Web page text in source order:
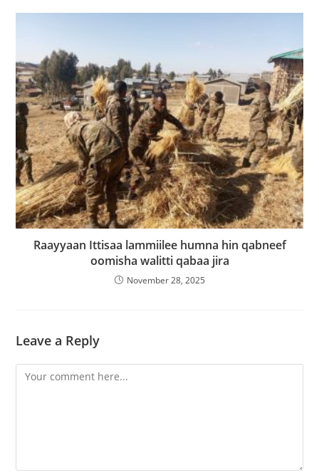
Raayyaan Ittisaa lammiilee humna hin qabneef
oomisha walitti qabaa jira
November 28, 2025
Leave a Reply